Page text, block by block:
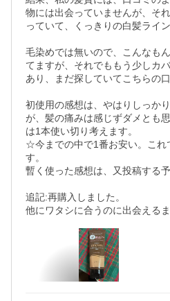
物には出会っていませんが、そ
っていて、くっきりの白髪ライ
毛染めでは無いので、こんなも
てますが、それでももう少しカ
あり、まだ探していてこちらの
初使用の感想は、やはりしっか
が、髪の痛みは感じずダメとも
は1本使い切り考えます。
☆今までの中で1番お安い。これ
す。
暫く使った感想は、又投稿する予
追記:再購入しました。
他にワタシに合うのに出会える